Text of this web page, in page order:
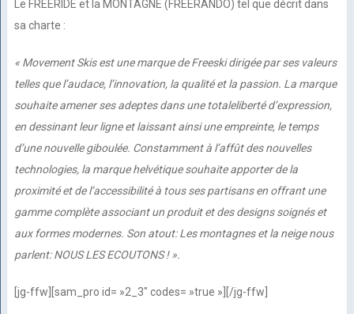
Le FREERIDE et la MONTAGNE (FREERANDO) tel que décrit dans
sa charte :
« Movement Skis est une marque de Freeski dirigée par ses valeurs
telles que l’audace, l’innovation, la qualité et la passion. La marque
souhaite amener ses adeptes dans une totaleliberté d’expression,
en dessinant leur ligne et laissant ainsi une empreinte, le temps
d’une nouvelle giboulée. Constamment à l’affût des nouvelles
technologies, la marque helvétique souhaite apporter de la
proximité et de l’accessibilité à tous ses partisans en offrant une
gammecomplète associant un produit et des designs soignés et
aux formes modernes. Son atout: Les montagnes et la neige nous
parlent: NOUS LES ECOUTONS ! ».
[jg-ffw][sam_pro id= »2_3″ codes= »true »][/jg-ffw]